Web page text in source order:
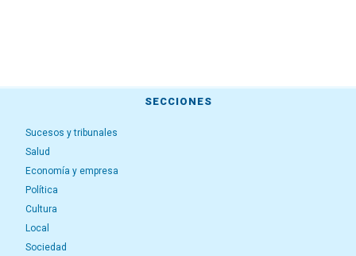
SECCIONES
Sucesos y tribunales
Salud
Economía y empresa
Política
Cultura
Local
Sociedad